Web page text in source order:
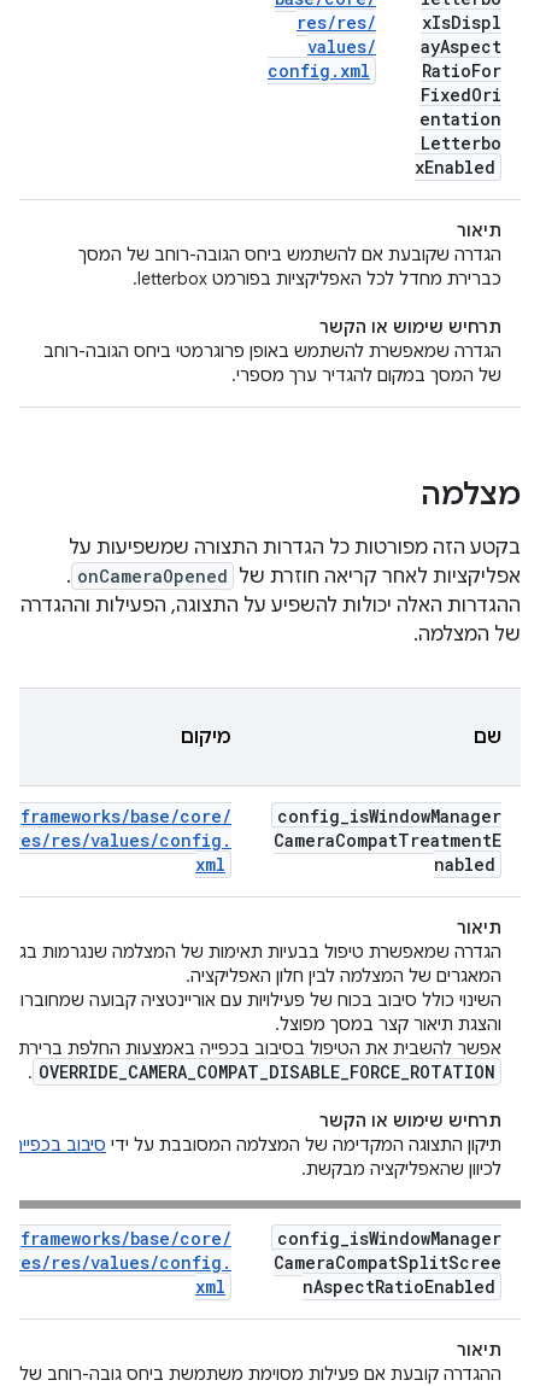
xIsDispl
ayAspect
RatioFor
FixedOri
entation
Letterbo
xEnabled
res/res/
values/
config . xml
תיאור
הגדרה שקובעת אם להשתמש ביחס הגובה-רוחב של המסך
כברירת מחדל לכל האפליקציות בפורמט letterbox.
תרחיש שימוש או הקשר
הגדרה שמאפשרת להשתמש באופן פרוגרמטי ביחס הגובה-רוחב
של המסך במקום להגדיר ערך מספרי.
מצלמה
בקטע הזה מפורטות כל הגדרות התצורה שמשפיעות על
אפליקציות לאחר קריאה חוזרת של onCameraOpened
.
ההגדרות האלה יכולות להשפיע על התצוגה, הפעילות וההגדרה
של המצלמה.
שם מיקום
config_isWindowManager
CameraCompatTreatmentE
nabled
frameworks/base/core/
res/res/values/config .
xml
תיאור
הגדרה שמאפשרת טיפול בבעיות תאימות של המצלמה שנגרמות
המאגרים של המצלמה לבין חלון האפליקציה.
השינוי כולל סיבוב בכוח של פעילויות עם אוריינטציה קבועה
והצגת תיאור קצר במסך מפוצל.
אפשר להשבית את הטיפול בסיבוב בכפייה באמצעות החלפת ברירת
OVERRIDE_CAMERA_COMPAT_DISABLE_FORCE_ROTATION
.
תרחיש שימוש או הקשר
תיקון התצוגה המקדימה של המצלמה המסובבת על ידי סיבוב בכפייה
לכיוון שהאפליקציה מבקשת.
config_isWindowManager
CameraCompatSplitScree
nAspectRatioEnabled
frameworks/base/core/
res/res/values/config .
xml
תיאור
ההגדרה קובעת אם פעילות מסוימת משתמשת ביחס גובה-רוחב של